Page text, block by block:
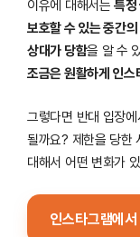
이유에 대해서는특정
보호할 수 있는 중간
상대가 당함을 알 수
조금은 원활하게 인스
그렇다면 반대 입장
될까요? 제한을 당한
대해서 어떤 변화가
인스타그램에